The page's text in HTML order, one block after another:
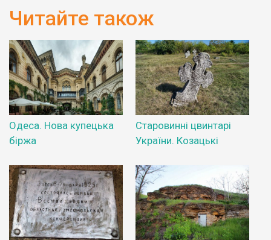
Читайте також
Одеса. Нова купецька
біржа
Старовинні цвинтарі
України. Козацькі